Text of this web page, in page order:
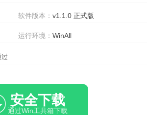
软件版本：v1.1.0 正式版
运行环境：WinAll
安全下载
通过Win工具箱下载